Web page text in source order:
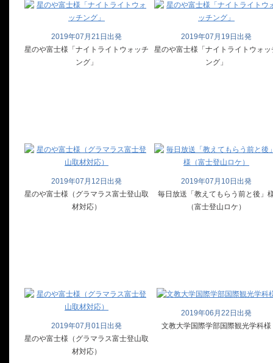
2019年07月21日出発
星のや富士様「ナイトライトウォッチ
ング」
2019年07月19日出発
星のや富士様「ナイトライトウォッ
ング」
2019年07月12日出発
星のや富士様（グラマラス富士登山取
材対応）
2019年07月10日出発
毎日放送「教えてもらう前と後」
（富士登山ロケ）
2019年07月01日出発
星のや富士様（グラマラス富士登山取
材対応）
2019年06月22日出発
文教大学国際学部国際観光学科様